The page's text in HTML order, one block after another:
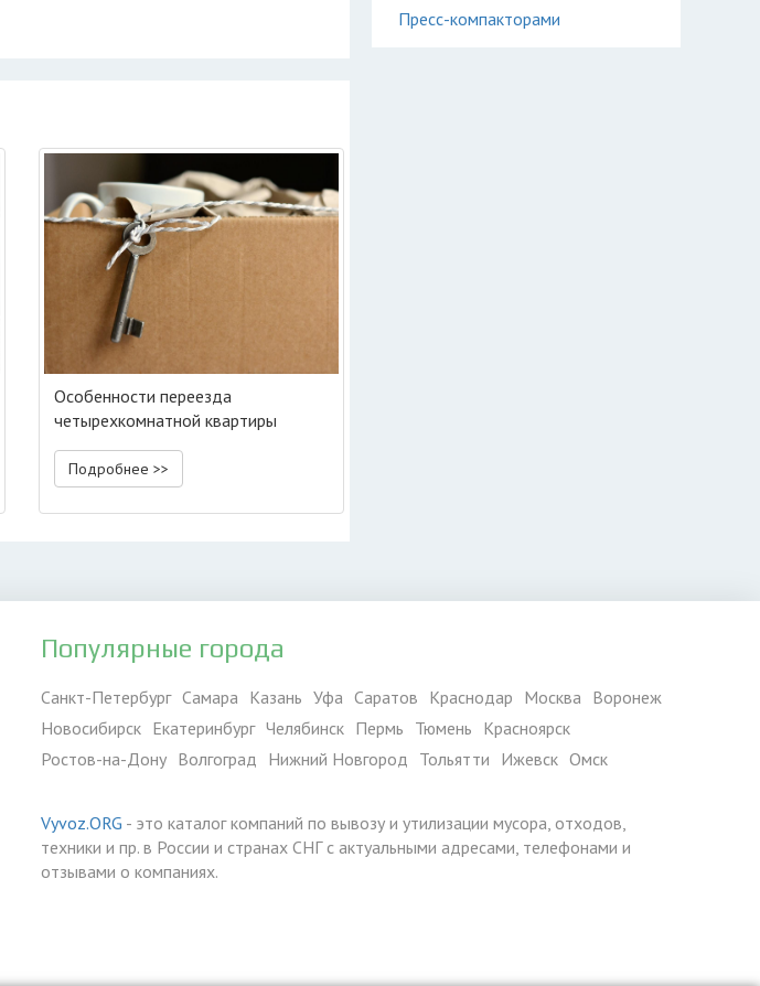
Пресс-компакторами
Особенности переезда
четырехкомнатной квартиры
Подробнее >>
Популярные города
Санкт-Петербург Самара Казань Уфа Саратов Краснодар Москва Воронеж
Новосибирск Екатеринбург Челябинск Пермь Тюмень Красноярск
Ростов-на-Дону Волгоград Нижний Новгород Тольятти Ижевск Омск
Vyvoz.ORG - это каталог компаний по вывозу и утилизации мусора, отходов,
техники и пр. в России и странах СНГ с актуальными адресами, телефонами и
отзывами о компаниях.